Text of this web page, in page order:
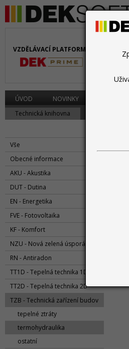
VZDĚLÁVACÍ PLATFORMA
ÚVOD NOVINKY
Technická knihovna
Vše
Obecné informace
AKU - Akustika
DUT - Dutina
EN - Energetika
FVE - Fotovoltaika
KF - Komfort
NZU - Nová zelená úsporám
RN - Antiradon
TT1D - Tepelná technika 1D
TT2D - Tepelná technika 2D
TZB - Technická zařízení budov
tepelné ztráty
termohydraulika
ostatní
V